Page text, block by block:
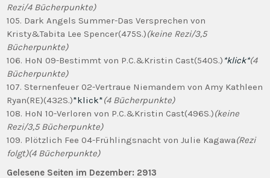
Rezi/4 Bücherpunkte)
105. Dark Angels Summer-Das Versprechen von
Kristy&Tabita Lee Spencer(475S.)(keine Rezi/3,5
Bücherpunkte)
106. HoN 09-Bestimmt von P.C.&Kristin Cast(540S.) *klick*(4
Bücherpunkte)
107. Sternenfeuer 02-Vertraue Niemandem von Amy Kathleen
Ryan(RE)(432S.)*klick*(4 Bücherpunkte)
108. HoN 10-Verloren von P.C.&Kristin Cast(496S.)(keine
Rezi/3,5 Bücherpunkte)
109. Plötzlich Fee 04-Frühlingsnacht von Julie Kagawa(Rezi
folgt)(4 Bücherpunkte)
Gelesene Seiten im Dezember: 2913